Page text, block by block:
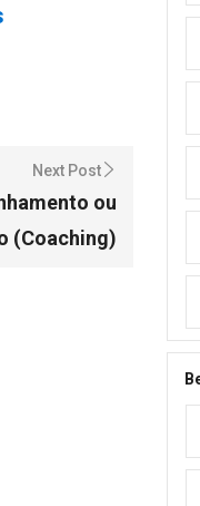
Next Post
ou
(Coaching)